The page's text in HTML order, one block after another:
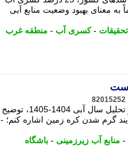
به معنای بهبود وضعیت منابع آبی
تحقیقات -کسری آب - منطقه غرب
82015252
باشگاه خبرنگاران جوان رییس مؤسسه تحقیقات آب در تحلیل سال آبی 1404-1405، توضیح
گرم شدن کره زمین اشاره کنم؛ -
- منابع آب زیرزمینی - باشگاه